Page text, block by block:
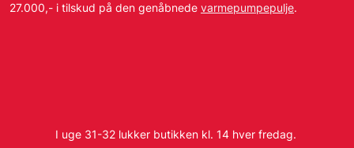
E-mail:info@dbvvs.dk
27.000,- i tilskud på den genåbnede varmepumpepulje.
I uge 31-32 lukker butikken kl. 14 hver fredag.